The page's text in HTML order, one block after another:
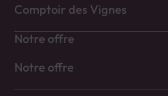
Comptoir des Vignes
Notre offre
Notre offre